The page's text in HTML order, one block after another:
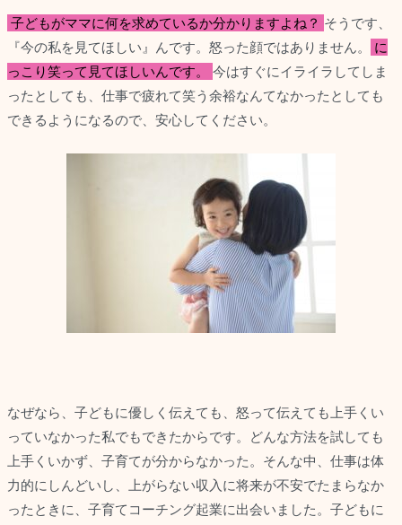
子どもがママに何を求めているか分かりますよね？ そうです、
『今の私を見てほしい』んです。怒った顔ではありません。
に
っこり笑って見てほしいんです。 今はすぐにイライラしてしま
ったとしても、仕事で疲れて笑う余裕なんてなかったとしても
できるようになるので、安心してください。
なぜなら、子どもに優しく伝えても、怒って伝えても上手くい
っていなかった私でもできたからです。どんな方法を試しても
上手くいかず、子育てが分からなかった。そんな中、仕事は体
力的にしんどいし、上がらない収入に将来が不安でたまらなか
ったときに、子育てコーチング起業に出会いました。 子どもに